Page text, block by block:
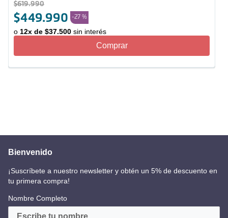
$619.990
$449.990 -27 %
o 12x de $37.500 sin interés
Comprar
Bienvenido
¡Suscríbete a nuestro newsletter y obtén un 5% de descuento en
tu primera compra!
Nombre Completo